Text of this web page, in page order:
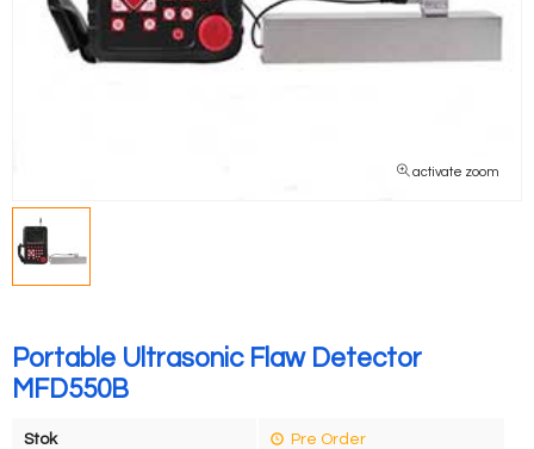
activate zoom
Portable Ultrasonic Flaw Detector
MFD550B
Stok Pre Order